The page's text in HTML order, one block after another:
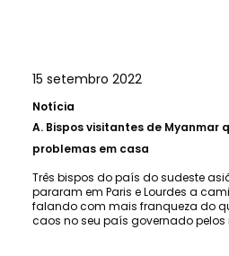
15 setembro 2022
Notícia
A. Bispos visitantes de Myanmar
problemas em casa
Três bispos do país do sudeste
pararam em Paris e Lourdes a
falando com mais franqueza do
caos no seu país governado pelos